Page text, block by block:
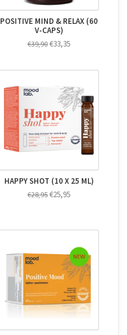
POSITIVE MIND & RELAX (60
V-CAPS)
€39,90 €33,35
HAPPY SHOT (10 X 25 ML)
€28,95 €25,95